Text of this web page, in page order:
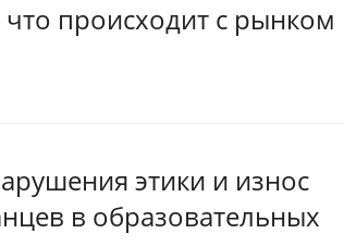
что происходит с рынком
этики и износ
в образовательных